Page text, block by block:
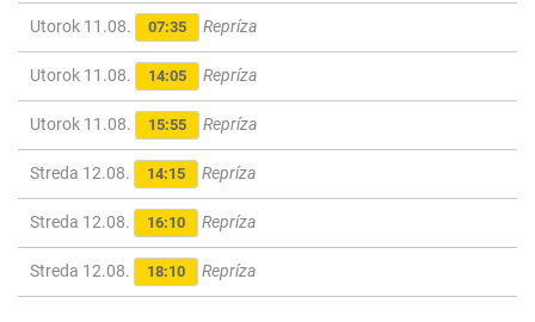
Utorok 11.08. 07:35 Repríza
Utorok 11.08. 14:05 Repríza
Utorok 11.08. 15:55 Repríza
Streda 12.08. 14:15 Repríza
Streda 12.08. 16:10 Repríza
Streda 12.08. 18:10 Repríza